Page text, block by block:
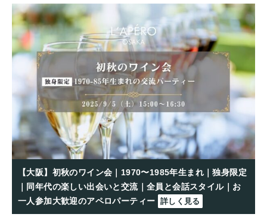
【大阪】初秋のワイン会｜1970〜1985年生まれ｜独身限定
｜同年代の楽しい出会いと交流｜全員と会話スタイル｜お
一人参加大歓迎のアペロパーティー 詳しく見る